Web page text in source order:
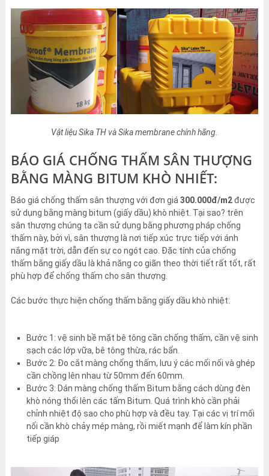
Vật liệu Sika TH và Sika membrane chính hãng.
BÁO GIÁ CHỐNG THẤM SÂN THƯỢNG
BẰNG MÀNG BITUM KHÒ NHIẾT:
Báo giá chống thấm sân thượng với đơn giá 300.000đ/m2được
sử dụng bằng màng bitum (giấy dầu) khò nhiệt. Tại sao? trên
sân thượng chúng ta cần sử dụng bằng phương pháp chống
thấm này, bởi vì, sân thượng là nơi tiếp xúc trực tiếp với ánh
nắng mặt trời, dẫn đến sự co ngót cao. Đặc tính của chống
thấm bằng giấy dầu là khả năng co giãn theo thời tiết rất tốt, rất
phù hợp để chống thấm cho sân thượng.
Các bước thực hiện chống thấm bằng giấy dầu khò nhiệt:
Bước 1: vệ sinh bề mặt bê tông cần chống thấm, cần vệ sinh
sạch các lớp vữa, bê tông thừa, rác bẩn.
Bước 2: Đo cắt màng chống thấm, lưu ý các mối nối và ghép
cần chồng lên nhau từ 50mm đến 60mm.
Bước 3: Dán màng chống thấm Bitum bằng cách dùng đèn
khò nóng thổi lên các tấm Bitum. Quá trình khò cần phải
chỉnh nhiệt độ sao cho phù hợp và đều tay. Tại các vị trí mối
nối cần khò chảy mép màng, rồi miết mạnh để làm kín phần
tiếp giáp